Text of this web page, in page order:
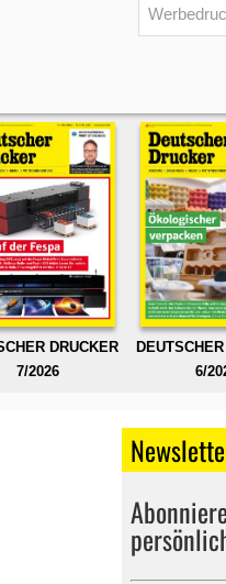
DRUCKER
7/2026
6/